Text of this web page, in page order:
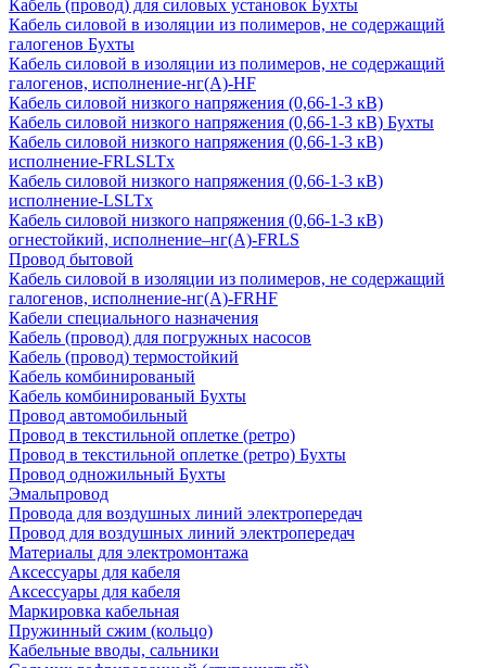
Кабель (провод) для силовых установок Бухты
Кабель силовой в изоляции из полимеров, не содержащий
галогенов Бухты
Кабель силовой в изоляции из полимеров, не содержащий
галогенов, исполнение-нг(А)-HF
Кабель силовой низкого напряжения (0,66-1-3 кВ)
Кабель силовой низкого напряжения (0,66-1-3 кВ) Бухты
Кабель силовой низкого напряжения (0,66-1-3 кВ)
исполнение-FRLSLTx
Кабель силовой низкого напряжения (0,66-1-3 кВ)
исполнение-LSLTx
Кабель силовой низкого напряжения (0,66-1-3 кВ)
огнестойкий, исполнение–нг(А)-FRLS
Провод бытовой
Кабель силовой в изоляции из полимеров, не содержащий
галогенов, исполнение-нг(А)-FRHF
Кабели специального назначения
Кабель (провод) для погружных насосов
Кабель (провод) термостойкий
Кабель комбинированый
Кабель комбинированый Бухты
Провод автомобильный
Провод в текстильной оплетке (ретро)
Провод в текстильной оплетке (ретро) Бухты
Провод одножильный Бухты
Эмальпровод
Провода для воздушных линий электропередач
Провод для воздушных линий электропередач
Материалы для электромонтажа
Аксессуары для кабеля
Аксессуары для кабеля
Маркировка кабельная
Пружинный сжим (кольцо)
Кабельные вводы, сальники